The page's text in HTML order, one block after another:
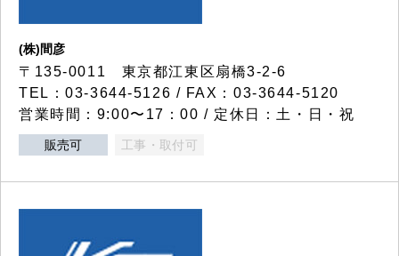
(株)間彦
〒135-0011 東京都江東区扇橋3-2-6
TEL：03-3644-5126 / FAX：03-3644-5120
営業時間：9:00〜17：00 / 定休日：土・日・祝
販売可 工事・取付可